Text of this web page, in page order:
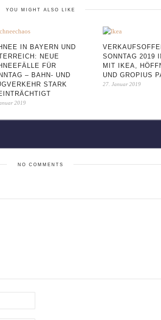
YOU MIGHT ALSO LIKE
IN BAYERN UND
NEUE
FÜR
– BAHN- UND
STARK
2019
SONNTAG 2019
MIT IKEA,
UND GROPIUS
27. Januar 2019
NO COMMENTS